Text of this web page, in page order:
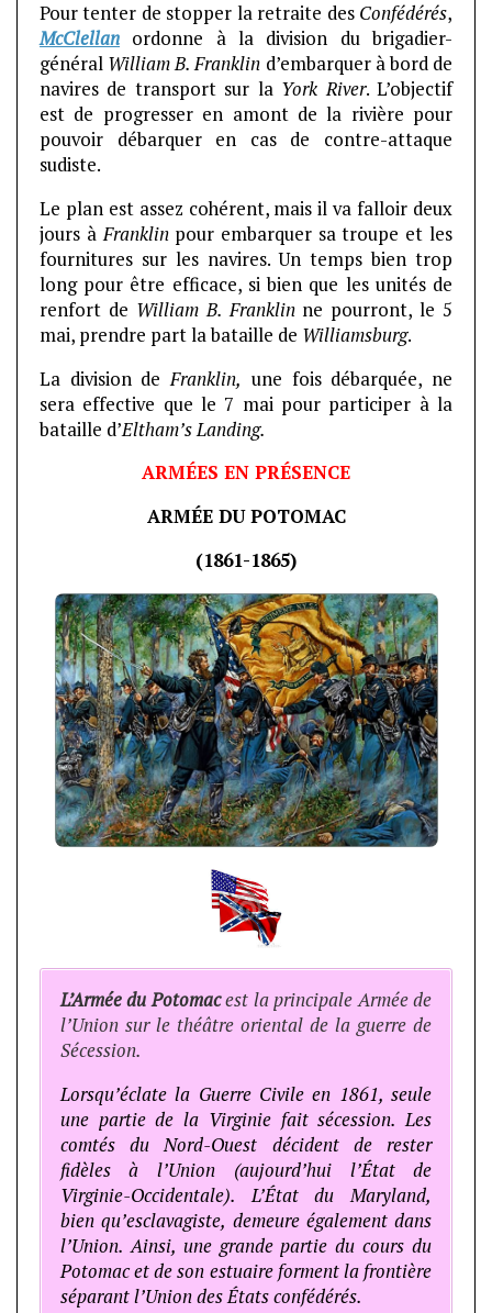
Pour tenter de stopper la retraite des Confédérés,
McClellan ordonne à la division du brigadier-
général William B. Franklin d’embarquer à bord de
navires de transport sur la York River. L’objectif
est de progresser en amont de la rivière pour
pouvoir débarquer en cas de contre-attaque
sudiste.
Le plan est assez cohérent, mais il va falloir deux
jours àFranklinpour embarquer sa troupe et les
fournitures sur les navires. Un temps bien trop
long pour être efficace, si bien que les unités de
renfort de William B. Franklinne pourront, le 5
mai, prendre part la bataille de Williamsburg.
La division deFranklin, une fois débarquée, ne
sera effective que le 7 mai pour participer à la
bataille d’Eltham’s Landing.
ARMÉES EN PRÉSENCE
ARMÉE DU POTOMAC
(1861-1865)
L’Armée du Potomacest la principale Armée de
l’Union sur le théâtre oriental de la guerre de
Sécession.
Lorsqu’éclate la Guerre Civile en 1861, seule
une partie de la Virginie fait sécession. Les
comtés du Nord-Ouest décident de rester
fidèles à l’Union (aujourd’hui l’État de
Virginie-Occidentale). L’État du Maryland,
bien qu’esclavagiste, demeure également dans
l’Union. Ainsi, une grande partie du cours du
Potomac et de son estuaire forment la frontière
séparant l’Union des États confédérés.